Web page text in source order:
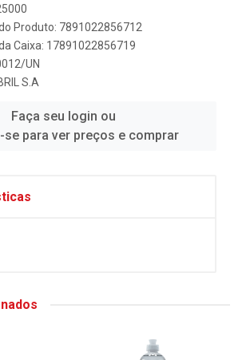
Produto: 7891022856712
Caixa: 17891022856719
UN
S.A
Faça seu login ou
se para ver preços e comprar